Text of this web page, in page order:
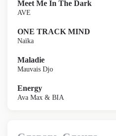
Meet Me In The Dark
AVE
ONE TRACK MIND
Naïka
Maladie
Mauvais Djo
Energy
Ava Max & BIA